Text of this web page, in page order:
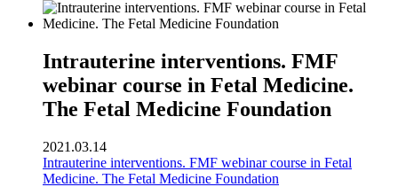
Intrauterine interventions. FMF
webinar course in Fetal Medicine.
The Fetal Medicine Foundation
2021.03.14
Intrauterine interventions. FMF webinar course in Fetal
Medicine. The Fetal Medicine Foundation